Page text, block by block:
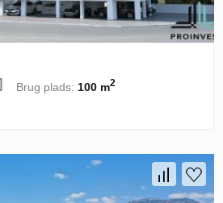
Brug plads: 100 m2